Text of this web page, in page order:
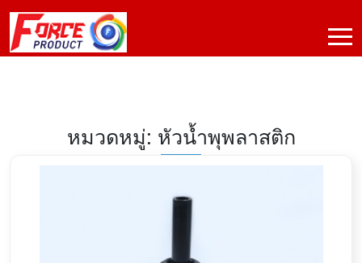
หมวดหมู่: หัวน้ำพุพลาสติก